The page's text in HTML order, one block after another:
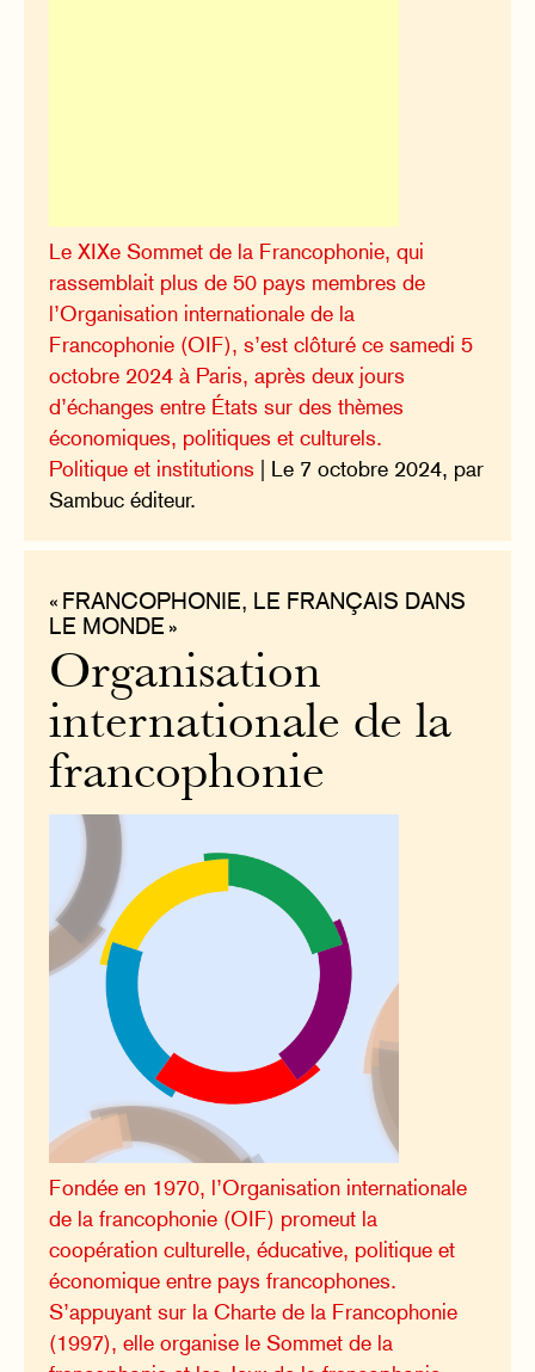
Le XIXe Sommet de la Francophonie, qui
rassemblait plus de 50 pays membres de
l’Organisation internationale de la
Francophonie (OIF), s’est clôturé ce samedi 5
octobre 2024 à Paris, après deux jours
d’échanges entre États sur des thèmes
économiques, politiques et culturels.
Politique et institutions | Le 7 octobre 2024, par
Sambuc éditeur.
« FRANCOPHONIE, LE FRANÇAIS DANS
LE MONDE »
Organisation
internationale de la
francophonie
Fondée en 1970, l’Organisation internationale
de la francophonie (OIF) promeut la
coopération culturelle, éducative, politique et
économique entre pays francophones.
S’appuyant sur la Charte de la Francophonie
(1997), elle organise le Sommet de la